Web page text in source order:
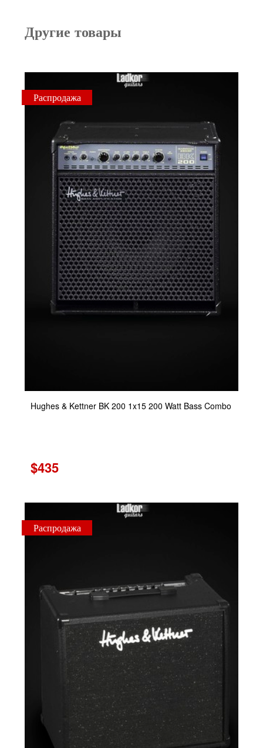
Другие товары
Распродажа
Hughes & Kettner BK 200 1x15 200 Watt Bass Combo
$435
Распродажа